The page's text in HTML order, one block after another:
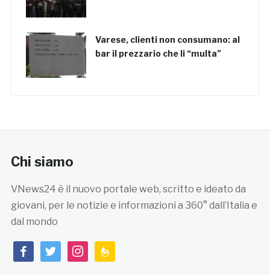
Varese, clienti non consumano: al
bar il prezzario che li “multa”
Chi siamo
VNews24 è il nuovo portale web, scritto e ideato da
giovani, per le notizie e informazioni a 360° dall’Italia e
dal mondo
facebooktwitterinstagramfeedburner